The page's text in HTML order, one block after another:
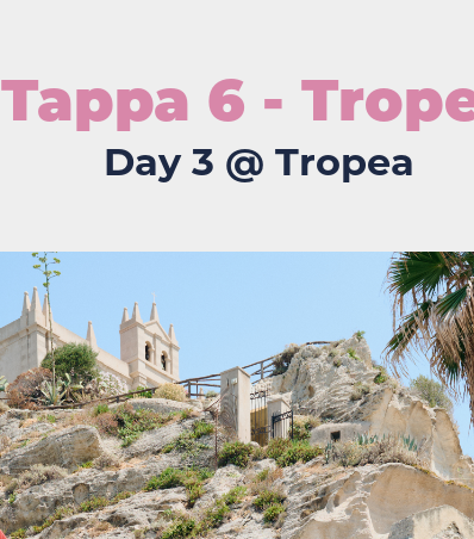
Tappa 6 -
Day 3 @ Tropea